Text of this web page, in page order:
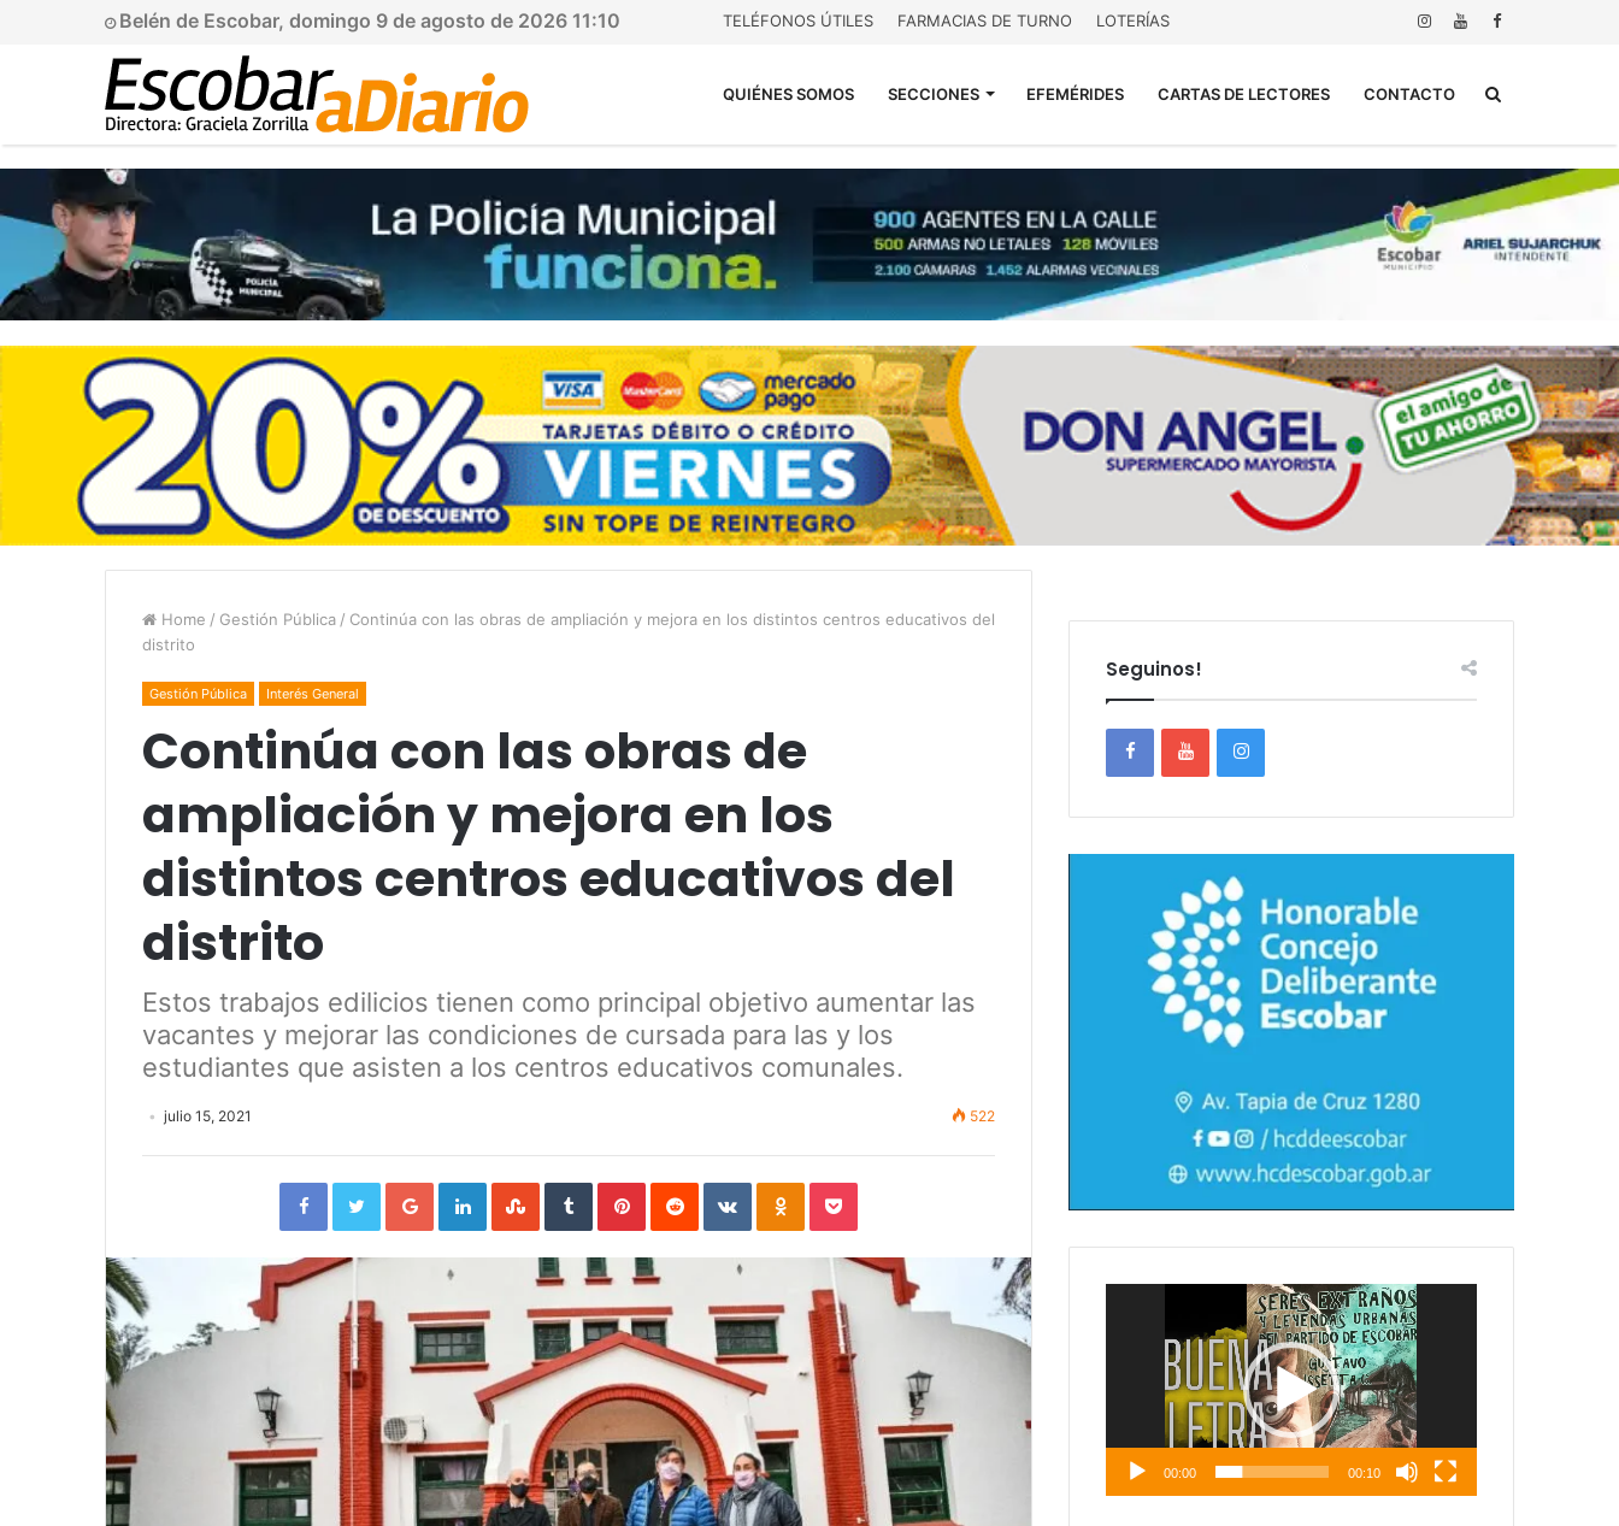
Belén de Escobar, domingo 9 de agosto de 2026 11:10 TELÉFONOS ÚTILES FARMACIAS DE TURNO LOTERÍAS
QUIÉNES SOMOS SECCIONES EFEMÉRIDES CARTAS DE LECTORES CONTACTO
Home / Gestión Pública / Continúa con las obras de ampliación y mejora en los distintos centros educativos del
distrito
Gestión Pública Interés General
Continúa con las obras de
ampliación y mejora en los
distintos centros educativos del
distrito
Estos trabajos edilicios tienen como principal objetivo aumentar las
vacantes y mejorar las condiciones de cursada para las y los
estudiantes que asisten a los centros educativos comunales.
julio 15, 2021 522
FacebookTwitterGoogle+LinkedInStumbleUpon
TumblrPinterestReddit VKontakteOdnoklassniki
Pocket
Seguinos!
00:00 00:10